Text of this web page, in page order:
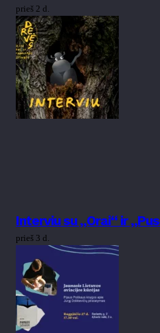
prieš 2 d.
Interviu su „Orai“ ir
prieš 3 d.